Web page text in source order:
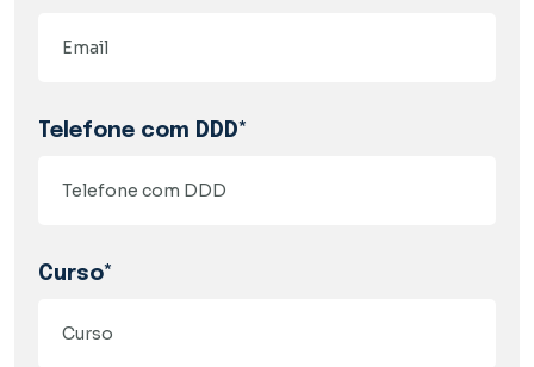
Telefone com DDD*
Curso*